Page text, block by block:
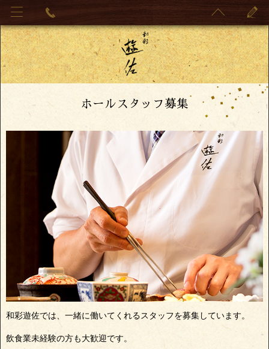
ホールスタッフ募集
和彩遊佐では、一緒に働いてくれるスタッフを募集しています。
飲食業未経験の方も大歓迎です。